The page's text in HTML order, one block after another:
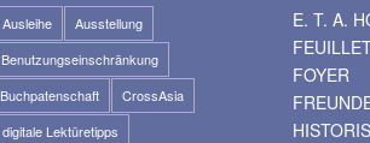
Ausleihe
Ausstellung
Benutzungseinschränkung
Buchpatenschaft
CrossAsia
digitale Lektüretipps
E. T. A.
FOYER